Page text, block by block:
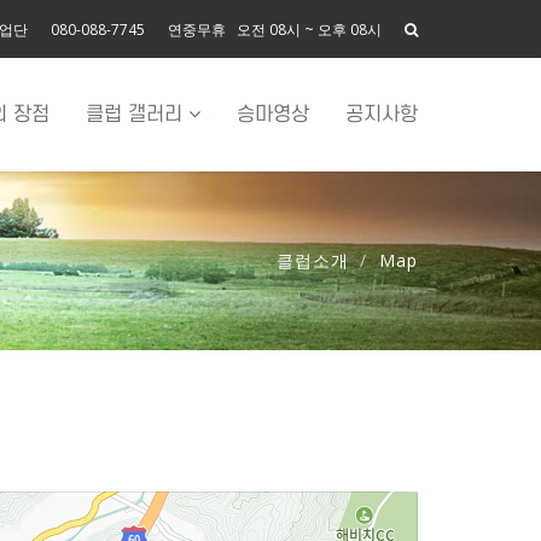
단 080-088-7745 연중무휴 오전 08시 ~ 오후 08시
장점 클럽 갤러리 승마영상 공지사항
클럽소개 Map